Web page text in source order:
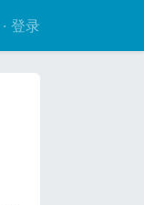
登录